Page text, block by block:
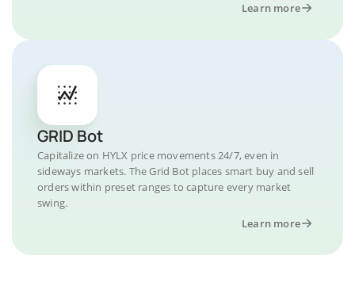
Learn more
GRID Bot
Capitalize on HYLX price movements 24/7, even in
sideways markets. The Grid Bot places smart buy and sell
orders within preset ranges to capture every market
swing.
Learn more